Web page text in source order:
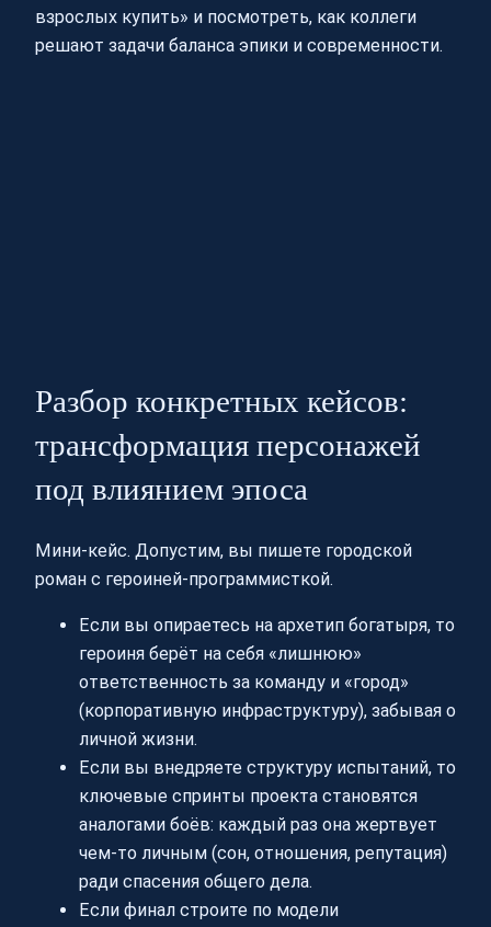
взрослых купить» и посмотреть, как коллеги
решают задачи баланса эпики и современности.
Разбор конкретных кейсов:
трансформация персонажей
под влиянием эпоса
Мини-кейс. Допустим, вы пишете городской
роман с героиней-программисткой.
Если вы опираетесь на архетип богатыря, то
героиня берёт на себя «лишнюю»
ответственность за команду и «город»
(корпоративную инфраструктуру), забывая о
личной жизни.
Если вы внедряете структуру испытаний, то
ключевые спринты проекта становятся
аналогами боёв: каждый раз она жертвует
чем-то личным (сон, отношения, репутация)
ради спасения общего дела.
Если финал строите по модели